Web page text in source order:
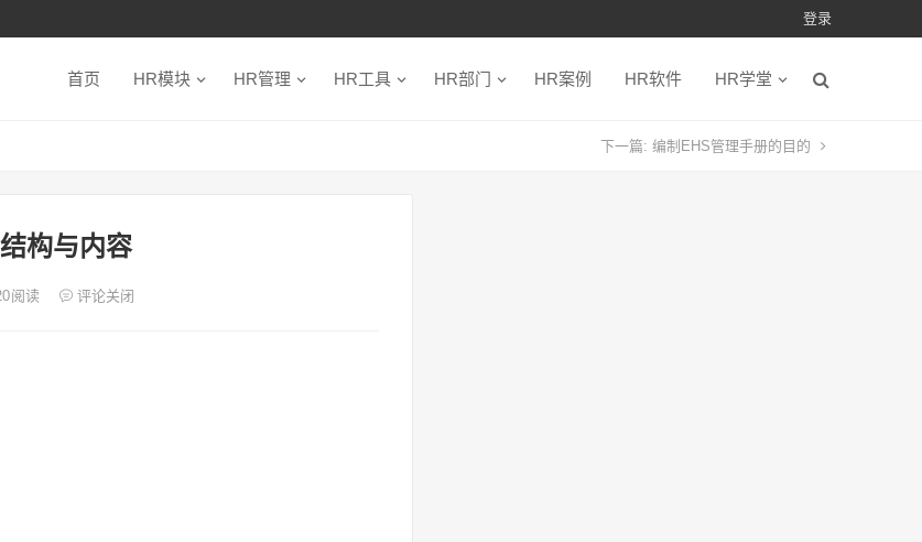
登录
首页 HR模块 HR管理 HR工具 HR部门 HR案例 HR软件 HR学堂
下一篇: 编制EHS管理手册的目的
构与内容
阅读 评论关闭